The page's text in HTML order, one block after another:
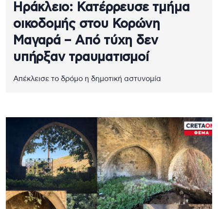
Ηράκλειο: Κατέρρευσε τμήμα
οικοδομής στου Κορώνη
Μαγαρά – Από τύχη δεν
υπήρξαν τραυματισμοί
Απέκλεισε το δρόμο η δημοτική αστυνομία